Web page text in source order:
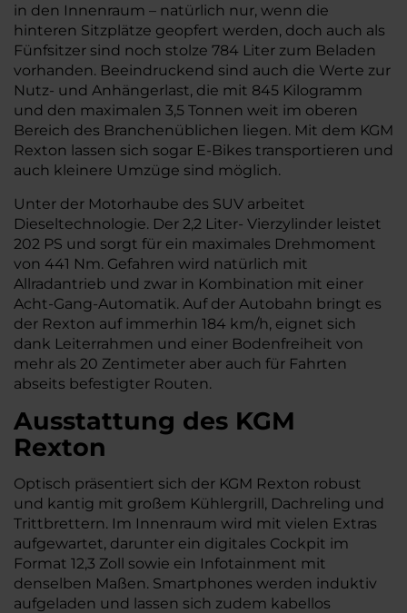
in den Innenraum – natürlich nur, wenn die
hinteren Sitzplätze geopfert werden, doch auch als
Fünfsitzer sind noch stolze 784 Liter zum Beladen
vorhanden. Beeindruckend sind auch die Werte zur
Nutz- und Anhängerlast, die mit 845 Kilogramm
und den maximalen 3,5 Tonnen weit im oberen
Bereich des Branchenüblichen liegen. Mit dem KGM
Rexton lassen sich sogar E-Bikes transportieren und
auch kleinere Umzüge sind möglich.
Unter der Motorhaube des SUV arbeitet
Dieseltechnologie. Der 2,2 Liter- Vierzylinder leistet
202 PS und sorgt für ein maximales Drehmoment
von 441 Nm. Gefahren wird natürlich mit
Allradantrieb und zwar in Kombination mit einer
Acht-Gang-Automatik. Auf der Autobahn bringt es
der Rexton auf immerhin 184 km/h, eignet sich
dank Leiterrahmen und einer Bodenfreiheit von
mehr als 20 Zentimeter aber auch für Fahrten
abseits befestigter Routen.
Ausstattung des KGM
Rexton
Optisch präsentiert sich der KGM Rexton robust
und kantig mit großem Kühlergrill, Dachreling und
Trittbrettern. Im Innenraum wird mit vielen Extras
aufgewartet, darunter ein digitales Cockpit im
Format 12,3 Zoll sowie ein Infotainment mit
denselben Maßen. Smartphones werden induktiv
aufgeladen und lassen sich zudem kabellos